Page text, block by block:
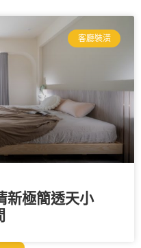
客廳裝潢
新極簡透天小